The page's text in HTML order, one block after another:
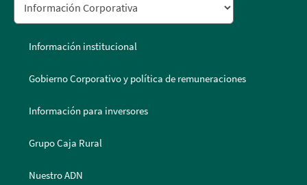
Información institucional
Gobierno Corporativo y política de remuneraciones
Información para inversores
Grupo Caja Rural
Nuestro ADN